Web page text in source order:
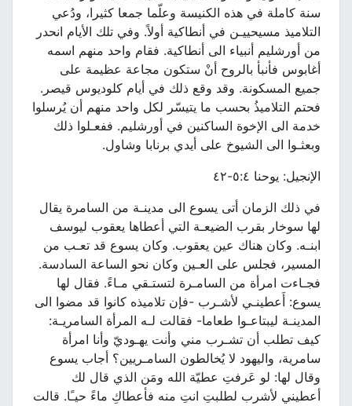
سنة كاملة في هذه الكنيسة وعلّما جمعا كثيرا، ودُعي
التلاميذ مسيحييـن في أنطاكية أولاً. وفي تلك الأيام انحدر
من أورشليم أنبياء الى أنطاكية. فقام واحد منهم اسمه
أغابوس فأنبأ بالروح أنْ ستكون مجاعة عظيمة على
جميع المسكونة. وقد وقع ذلك في أيام كلوديوس قيصر.
فحتم التلاميذُ بحسب ما يتيسّر لكل واحد منهم أن يُرسلوا
خدمة الى الإخوة الساكنين في أورشليم. ففعـلوا ذلك
وبعثـوا الى الشيوخ على أيدي برنابا وشاول.
الإنجيل: يوحنا ٥:٤-٤٢
في ذلك الزمان أتى يسوع الى مدينـة من السامرة يقال
لها سوخار بقرب الضيعـة التي أعطاها يعقوب ليوسف
ابنـه. وكان هناك عين يعقوب. وكان يسوع قد تعـب من
المسير، فجلس على العـين وكان نحو الساعة السادسة.
فجـاءت امرأة من السامـرة لتستـقي مـاءً. فقال لها
يسوع: أَعطينـي لأشـرب -فإن تلاميذه كانوا قد مضوا الى
المدينـة ليبتاعـوا طعاما- فقالت لـه المرأة السامريـة:
كيف تطلب أن تشـرب مني وأنت يهـوديّ وأنا امرأة
سامرية، واليهود لا يُخالطون السامـريين؟ أجاب يسوع
وقال لها: لو عَرفتِ عطيّة الله ومَن الذي قال لك
أعطيني لأشرب لطلبتِ انتِ منه فأعطاكِ ماءً حيـًا. قالت